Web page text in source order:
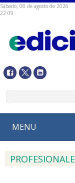
Sábado, 08 de agosto de 2026
22:09
MENU